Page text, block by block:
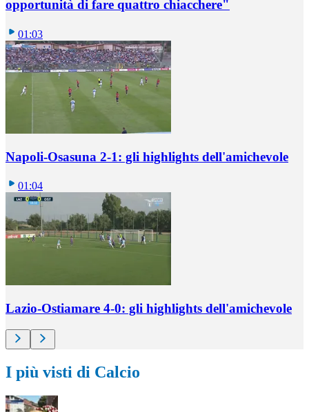
opportunità di fare quattro chiacchere"
01:03
Napoli-Osasuna 2-1: gli highlights dell'amichevole
01:04
Lazio-Ostiamare 4-0: gli highlights dell'amichevole
I più visti di Calcio